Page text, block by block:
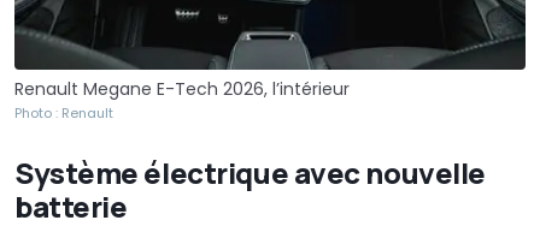
Renault Megane E-Tech 2026, l’intérieur
Photo : Renault
Système électrique avec nouvelle
batterie